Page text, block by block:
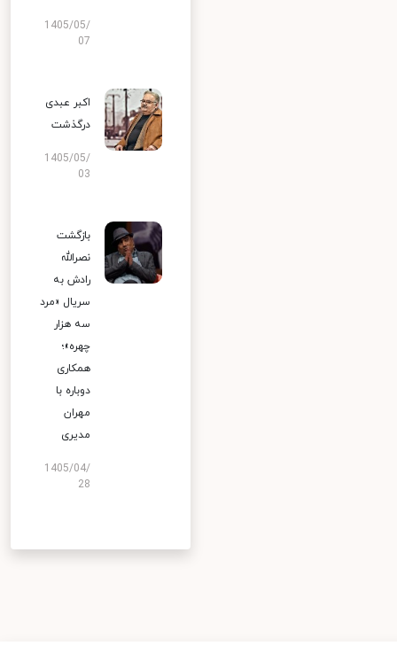
1405/05/
07
اکبر عبدی
درگذشت
1405/05/
03
بازگشت
نصرالله
رادش به
سریال «مرد
سه هزار
چهره»؛
همکاری
دوباره با
مهران
مدیری
1405/04/
28